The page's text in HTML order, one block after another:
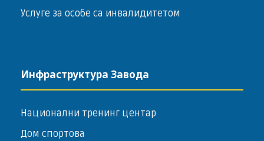
Услуге за особе са инвалидитетом
Инфраструктура Завода
Национални тренинг центар
Дом спортова